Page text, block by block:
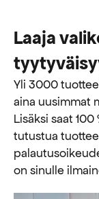
Laaja
Yli 3000
aina uusimmat
Lisäksi saat
tutustua
on sinulle